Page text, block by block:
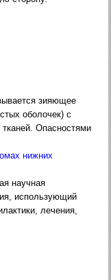
зияющее
оболочек) с
Опасностями
нижних
научная
использующий
лечения,